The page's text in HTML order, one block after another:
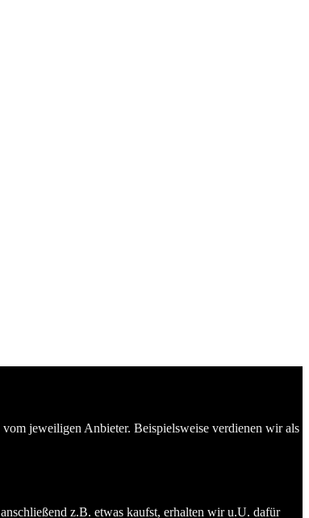
jeweiligen Anbieter. Beispielsweise verdienen wir als
z.B. etwas kaufst, erhalten wir u.U. dafür